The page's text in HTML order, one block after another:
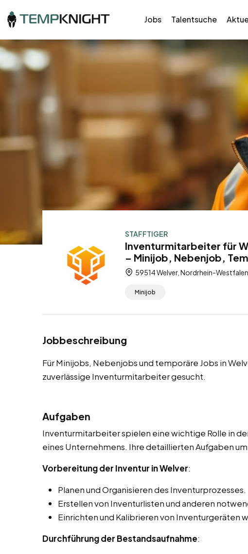
Jobs Talentsuche
STAFFTIGER
Inventurmitarbeiter für
– Minijob, Nebenjob,
59514 Welver, Nordrhein-
Minijob
Jobbeschreibung
Für Minijobs, Nebenjobs und temporäre Jobs in
zuverlässige Inventurmitarbeiter gesucht.
Aufgaben
Inventurmitarbeiter spielen eine wichtige Rolle in
eines Unternehmens. Ihre detaillierten Aufgaben
Vorbereitung der Inventur in Welver:
Planen und Organisieren des Inventurprozesses.
Erstellen von Inventurlisten und anderen
Einrichten und Kalibrieren von Inventurgeräten
Durchführung der Bestandsaufnahme: